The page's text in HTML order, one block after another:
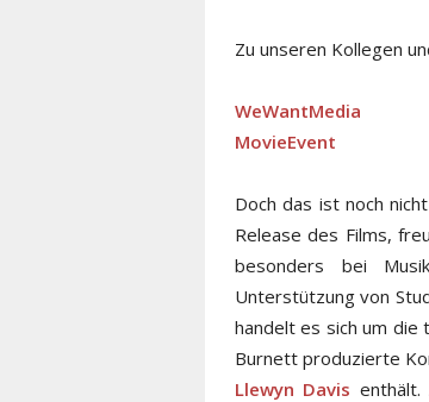
Zu unseren Kollegen
WeWantMedia
MovieEvent
Doch das ist noch
Release des Films,
besonders bei
Unterstützung von
handelt es sich um die
Burnett produzierte
Llewyn Davis enthält.